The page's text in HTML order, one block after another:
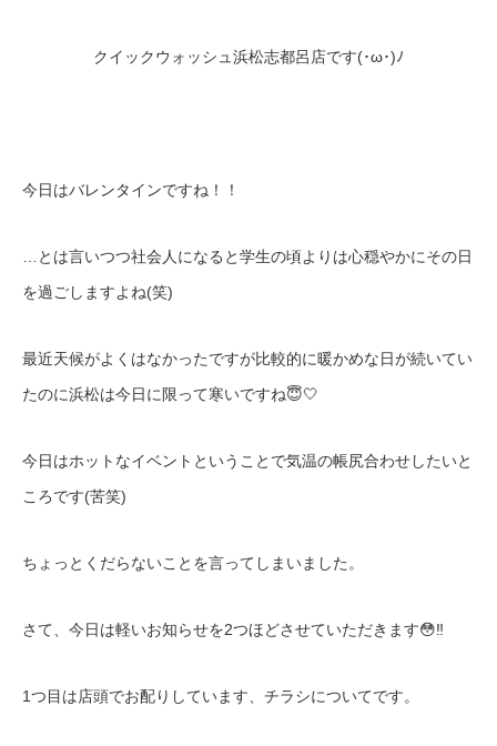
クイックウォッシュ浜松志都呂店です(･ω･)ﾉ
今日はバレンタインですね！！
…とは言いつつ社会人になると学生の頃よりは心穏やかにその日
を過ごしますよね(笑)
最近天候がよくはなかったですが比較的に暖かめな日が続いてい
たのに浜松は今日に限って寒いですね😇🤍
今日はホットなイベントということで気温の帳尻合わせしたいと
ころです(苦笑)
ちょっとくだらないことを言ってしまいました。
さて、今日は軽いお知らせを2つほどさせていただきます😳‼️
1つ目は店頭でお配りしています、チラシについてです。